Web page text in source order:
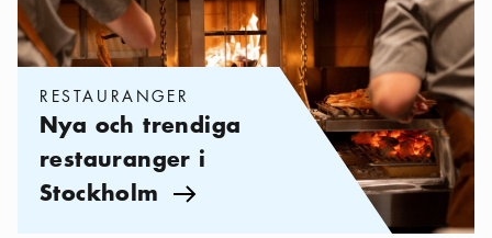
RESTAURANGER
Nya och trendiga
restauranger i
Stockholm Pil ikon